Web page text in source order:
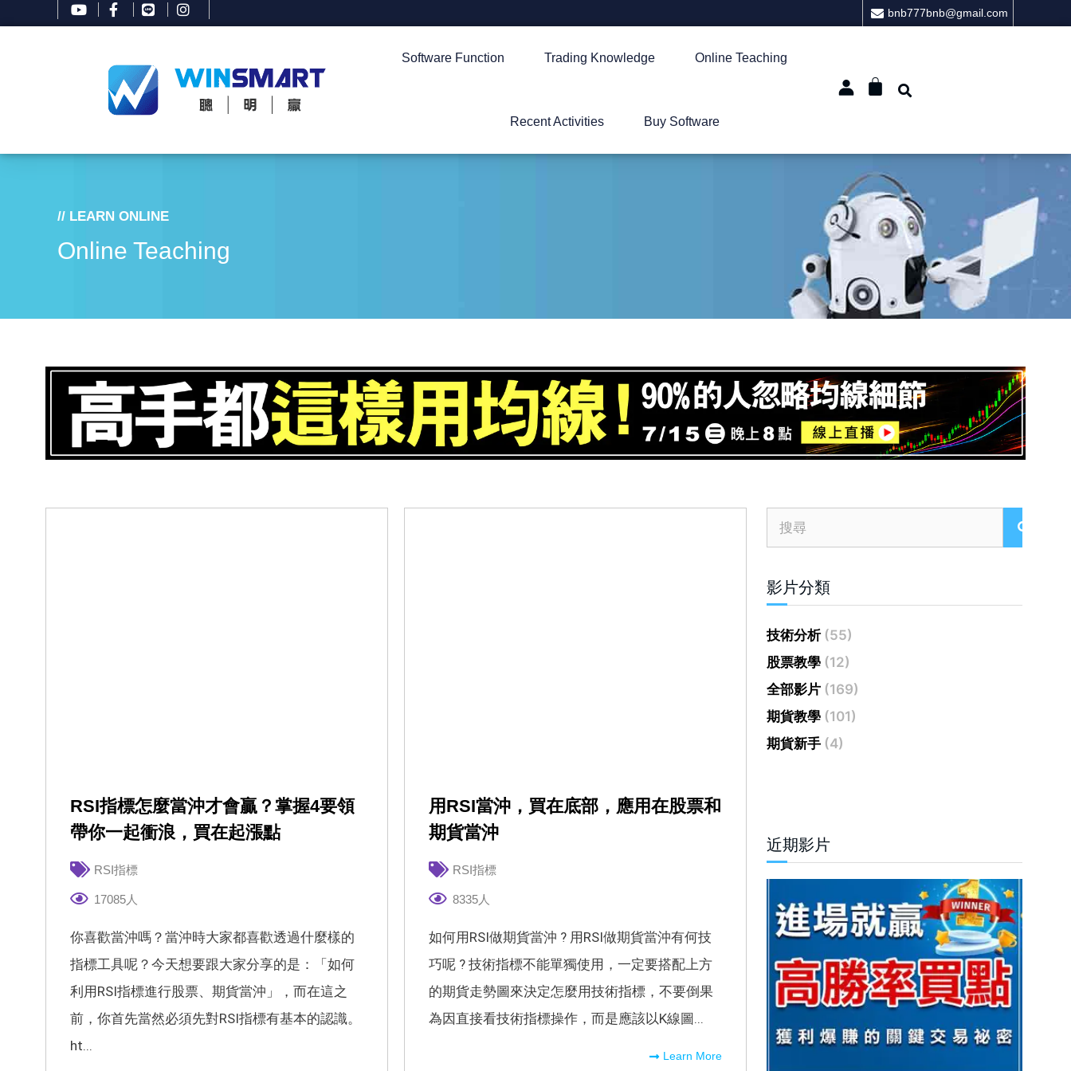
bnb777bnb@gmail.com
Software Function Trading Knowledge Online Teaching
Recent Activities Buy Software
// LEARN ONLINE
Online Teaching
RSI指標怎麼當沖才會贏？掌握4要領
帶你一起衝浪，買在起漲點
RSI指標
17085人
你喜歡當沖嗎？當沖時大家都喜歡透過什麼樣的
指標工具呢？今天想要跟大家分享的是：「如何
利用RSI指標進行股票、期貨當沖」，而在這之
前，你首先當然必須先對RSI指標有基本的認識。
ht...
用RSI當沖，買在底部，應用在股票和
期貨當沖
RSI指標
8335人
如何用RSI做期貨當沖 ? 用RSI做期貨當沖有何技
巧呢 ? 技術指標不能單獨使用，一定要搭配上方
的期貨走勢圖來決定怎麼用技術指標，不要倒果
為因直接看技術指標操作，而是應該以K線圖...
Learn More
影片分類
技術分析(55)
股票教學 (12)
全部影片 (169)
期貨教學 (101)
期貨新手 (4)
近期影片